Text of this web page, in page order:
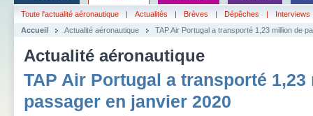
Toute l'actualité aéronautique | Actualités | Brèves | Dépêches |
Interviews
Accueil
Actualité aéronautique TAP Air Portugal a transporté 1,23 million de
Actualité aéronautique
TAP Air Portugal a transporté
passager en janvier 2020